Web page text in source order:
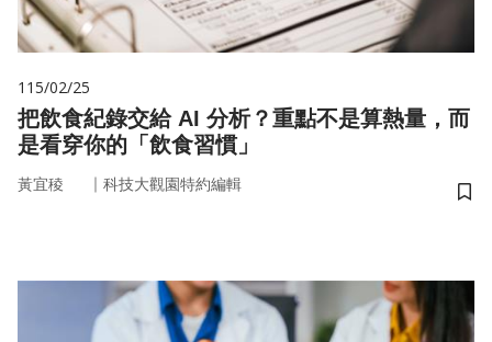
115/02/25
把飲食紀錄交給 AI 分析？重點不是算熱量，而
是看穿你的「飲食習慣」
黃宜稜 ｜ 科技大觀園特約編輯
儲